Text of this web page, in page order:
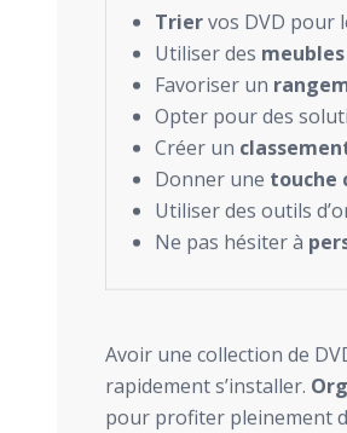
Triervos DVD pour
Utiliser des
Favoriser un
Opter pour des
Créer un
Donner une touche
Utiliser des outils
Ne pas hésiter à
Avoir une collection de
rapidement s’installer.
pour profiter pleinement